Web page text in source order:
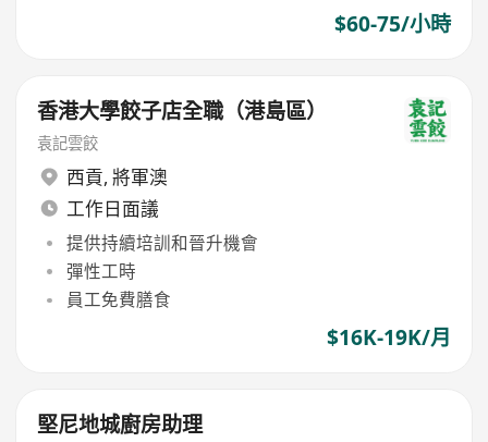
$60-75/小時
香港大學餃子店全職（港島區）
袁記雲餃
西貢, 將軍澳
工作日面議
提供持續培訓和晉升機會
彈性工時
員工免費膳食
$16K-19K/月
堅尼地城廚房助理